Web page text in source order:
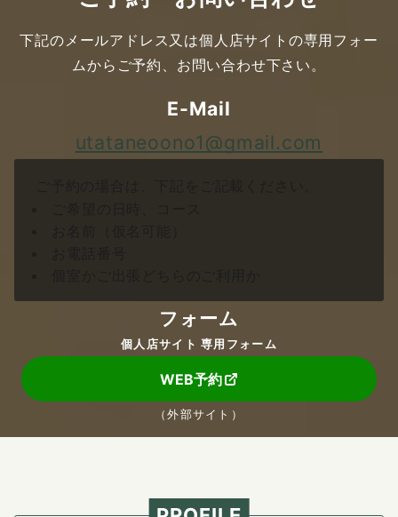
下記のメールアドレス又は個人店サイトの専用フォー
ムからご予約、お問い合わせ下さい。
E-Mail
utataneoono1@gmail.com
フォーム
個人店サイト 専用フォーム
WEB予約
（外部サイト）